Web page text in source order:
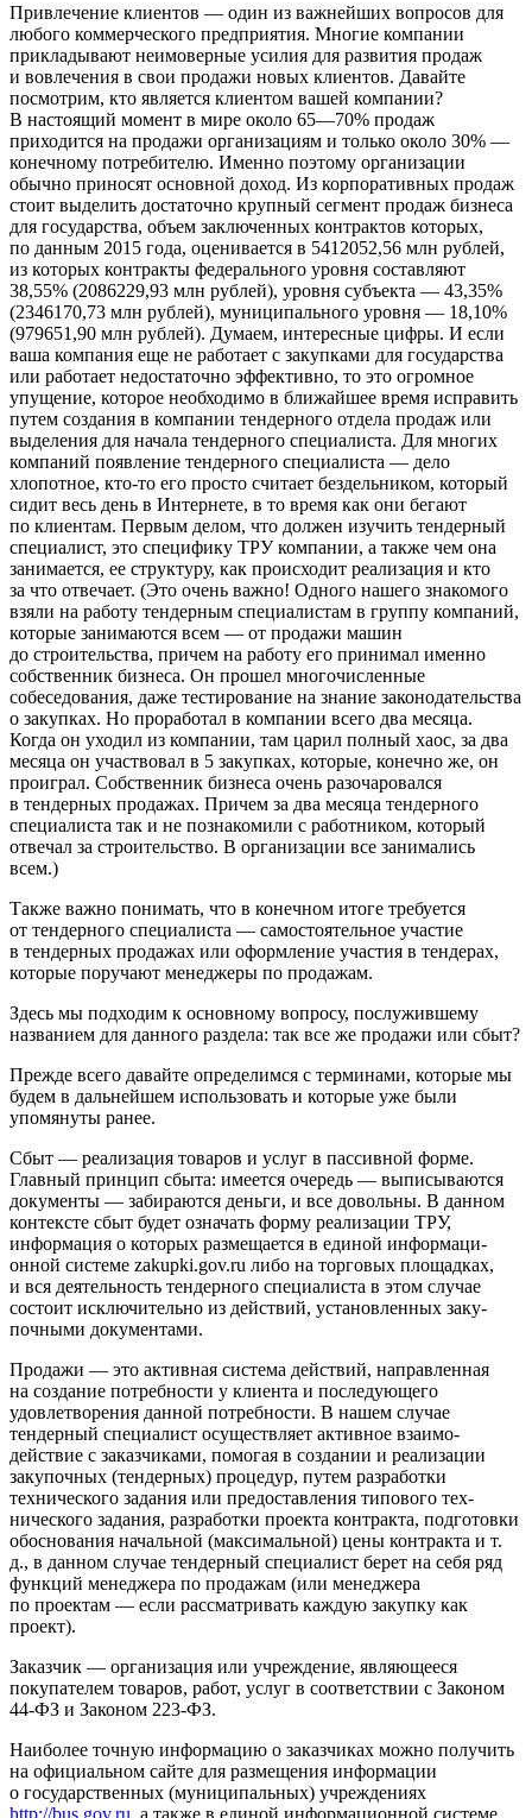
Привлечение клиентов — один из важнейших вопро­сов для
любого коммерческого предприятия. Многие компании
прикладывают неимоверные усилия для раз­вития продаж
и вовлечения в свои продажи новых кли­ентов. Давайте
посмотрим, кто является клиентом вашей компании?
В настоящий момент в мире около 65—70% продаж
приходится на продажи организациям и толь­ко около 30% —
конечному потребителю. Именно поэ­тому организации
обычно приносят основной доход. Из корпоративных продаж
стоит выделить достаточно крупный сегмент продаж бизнеса
для государства, объем заключенных контрактов которых,
по данным 2015 года, оценивается в 5412052,56 млн рублей,
из которых контракты федерального уровня составляют
38,55% (2086229,93 млн рублей), уровня субъекта — 43,35%
(2346170,73 млн рублей), муниципального уровня — 18,10%
(979651,90 млн рублей). Думаем, интересные циф­ры. И если
ваша компания еще не работает с закупками для государства
или работает недостаточно эффективно, то это огромное
упущение, которое необходимо в ближай­шее время исправить
путем создания в компании тендер­ного отдела продаж или
выделения для начала тендерного специалиста. Для многих
компаний появление тендерно­го специалиста — дело
хлопотное, кто-то его просто счи­тает бездельником, который
сидит весь день в Интернете, в то время как они бегают
по клиентам. Первым делом, что должен изучить тендерный
специалист, это специфи­ку ТРУ компании, а также чем она
занимается, ее структу­ру, как происходит реализация и кто
за что отвечает. (Это очень важно! Одного нашего знакомого
взяли на работу тендерным специалистам в группу компаний,
которые занимаются всем — от продажи машин
до строительст­ва, причем на работу его принимал именно
собственник бизнеса. Он прошел многочисленные
собеседования, даже тестирование на знание законодательства
о закуп­ках. Но проработал в компании всего два месяца.
Когда он уходил из компании, там царил полный хаос, за два
месяца он участвовал в 5 закупках, которые, конечно же, он
проиграл. Собственник бизнеса очень разочаровался
в тендерных продажах. Причем за два месяца тендерного
специалиста так и не познакомили с работником, кото­рый
отвечал за строительство. В организации все зани­мались
всем.)
Также важно понимать, что в конечном итоге требует­ся
от тендерного специалиста — самостоятельное участие
в тендерных продажах или оформление участия в тенде­рах,
которые поручают менеджеры по продажам.
Здесь мы подходим к основному вопросу, послуживше­му
названием для данного раздела: так все же продажи или сбыт?
Прежде всего давайте определимся с терминами, кото­рые мы
будем в дальнейшем использовать и которые уже были
упомянуты ранее.
Сбыт — реализация товаров и услуг в пассивной форме.
Главный принцип сбыта: имеется очередь — выписывают­ся
документы — забираются деньги, и все довольны. В дан­ном
контексте сбыт будет означать форму реализации ТРУ,
информация о которых размещается в единой информаци­
онной системе zakupki.gov.ru либо на торговых площадках,
и вся деятельность тендерного специалиста в этом случае
состоит исключительно из действий, установленных заку­
почными документами.
Продажи — это активная система действий, направ­ленная
на создание потребности у клиента и последующе­го
удовлетворения данной потребности. В нашем случае
тендерный специалист осуществляет активное взаимо­
действие с заказчиками, помогая в создании и реализа­ции
закупочных (тендерных) процедур, путем разработки
технического задания или предоставления типового тех­
нического задания, разработки проекта контракта, под­готовки
обоснования начальной (максимальной) цены контракта и т.
д., в данном случае тендерный специа­лист берет на себя ряд
функций менеджера по прода­жам (или менеджера
по проектам — если рассматривать каждую закупку как
проект).
Заказчик — организация или учреждение, являюще­еся
покупателем товаров, работ, услуг в соответствии с Законом
44-ФЗ и Законом 223-ФЗ.
Наиболее точную информацию о заказчиках можно получить
на официальном сайте для размещения инфор­мации
о государственных (муниципальных) учреждени­ях
http://bus.gov.ru , а также в единой информационной системе